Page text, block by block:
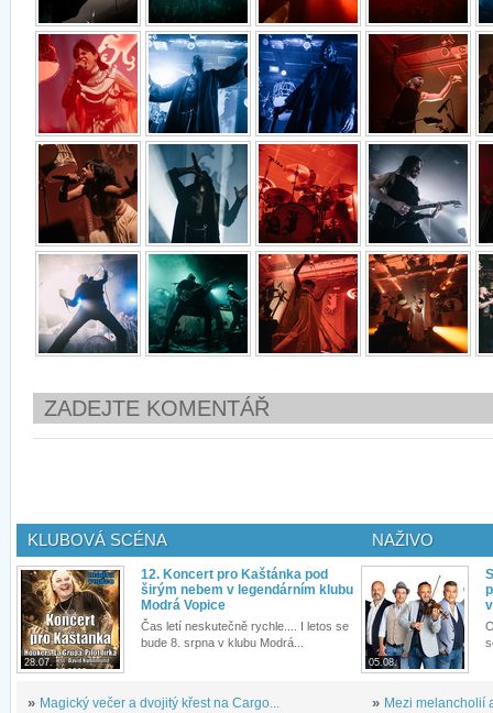
ZADEJTE KOMENTÁŘ
KLUBOVÁ SCÉNA
28.07.
12. Koncert pro Kaštánka pod
širým nebem v legendárním klubu
Modrá Vopice
Čas letí neskutečně rychle.... I letos se
bude 8. srpna v klubu Modrá...
» Magický večer a dvojitý křest na Cargo...
NAŽIVO
05.08.
» Mezi melancholií